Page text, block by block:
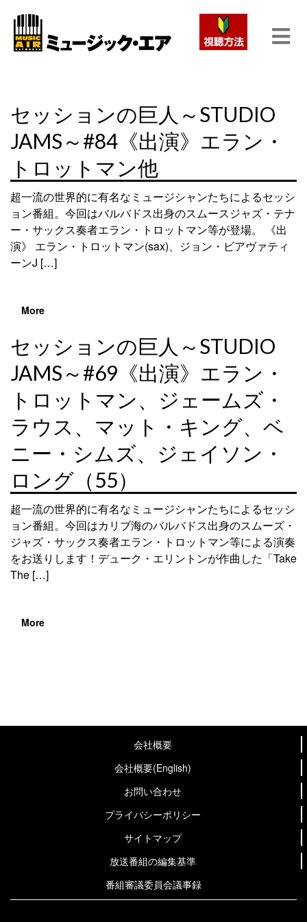
セッションの巨人～STUDIO
JAMS～#84《出演》エラン・
トロットマン他
超一流の世界的に有名なミュージシャンたちによるセッシ
ョン番組。今回はバルバドス出身のスムースジャズ・テナ
ー・サックス奏者エラン・トロットマン等が登場。 《出
演》 エラン・トロットマン(sax)、ジョン・ビアヴァティ
ーンJ […]
More
セッションの巨人～STUDIO
JAMS～#69《出演》エラン・
トロットマン、ジェームズ・
ラウス、マット・キング、ベ
ニー・シムズ、ジェイソン・
ロング（55）
超一流の世界的に有名なミュージシャンたちによるセッシ
ョン番組。今回はカリブ海のバルバドス出身のスムーズ・
ジャズ・サックス奏者エラン・トロットマン等による演奏
をお送りします！デューク・エリントンが作曲した「Take
The […]
More
会社概要
会社概要(English)
お問い合わせ
プライバシーポリシー
サイトマップ
放送番組の編集基準
番組審議委員会議事録